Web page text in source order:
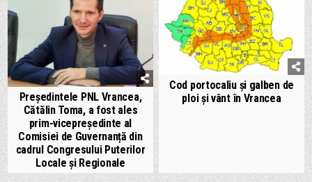
Președintele PNL Vrancea,
Cătălin Toma, a fost ales
prim-vicepreședinte al
Comisiei de Guvernanță din
cadrul Congresului Puterilor
Locale și Regionale
Cod portocaliu și galben de
ploi și vânt în Vrancea